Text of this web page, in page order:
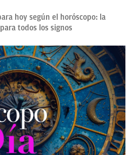
hoy según el horóscopo: la
todos los signos